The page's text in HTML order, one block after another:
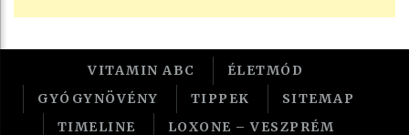
VITAMIN ABC
ÉLETMÓD
GYÓGYNÖVÉNY
TIPPEK
SITEMAP
TIMELINE
LOXONE – VESZPRÉM